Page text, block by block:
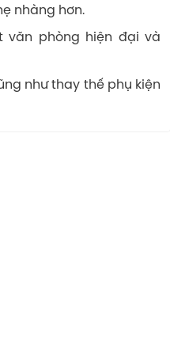
nhàng hơn.
văn phòng hiện đại và
như thay thế phụ kiện